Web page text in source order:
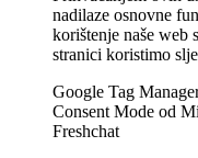
nadilaze osnovne
korištenje naše web
stranici koristimo
Google Tag
Consent Mode od
Freshchat